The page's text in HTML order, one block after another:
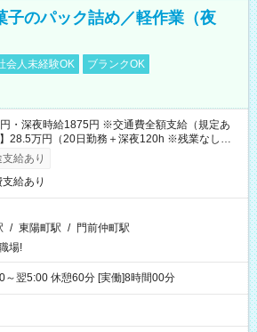
子のパック詰め／軽作業（夜
会人未経験OK
ブランクOK
・深夜時給1875円 ※交通費全額支給（規定あ
28.5万円（20日勤務＋深夜120h ※残業なしの場
給あり
給あり
/ 東陽町駅 / 門前仲町駅
場!
～翌5:00 休憩60分 [実働]8時間00分